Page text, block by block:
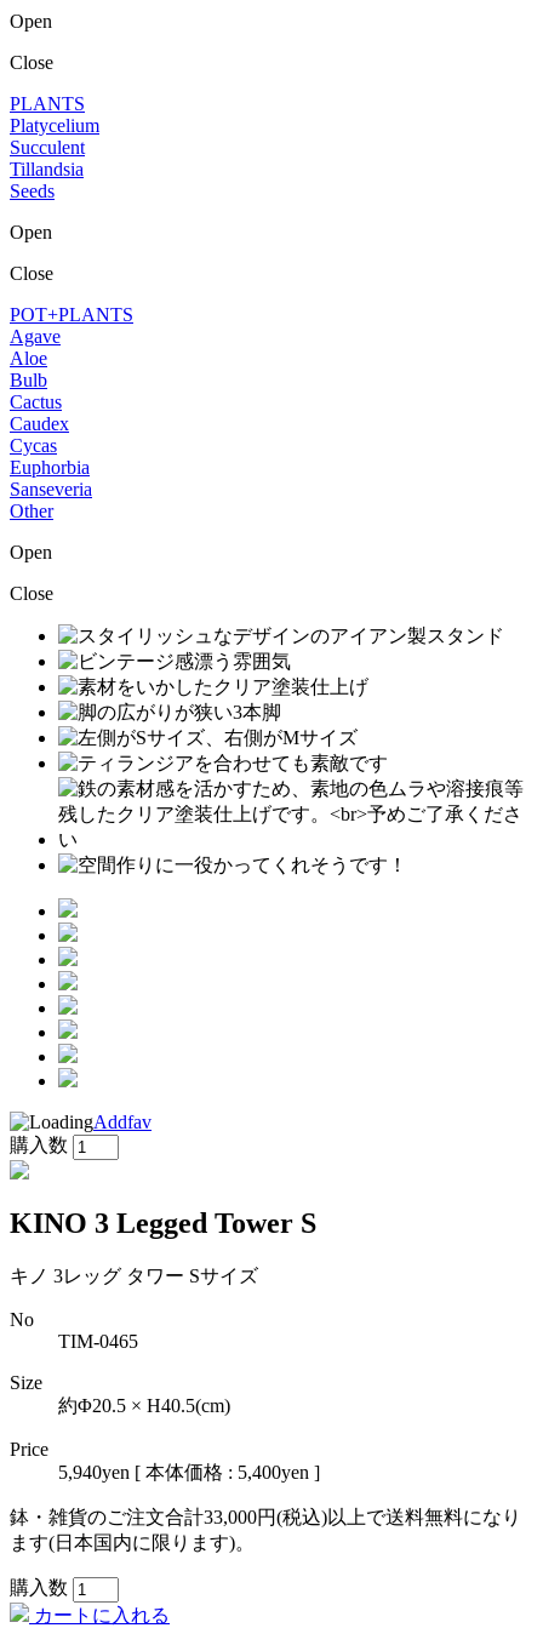
Open
Close
PLANTS
Platycelium
Succulent
Tillandsia
Seeds
Open
Close
POT+PLANTS
Agave
Aloe
Bulb
Cactus
Caudex
Cycas
Euphorbia
Sanseveria
Other
Open
Close
Addfav
購入数
KINO 3 Legged Tower S
キノ 3レッグ タワー Sサイズ
No
TIM-0465
Size
約Φ20.5 × H40.5(cm)
Price
5,940yen [ 本体価格 : 5,400yen ]
鉢・雑貨のご注文合計33,000円(税込)以上で送料無料になり
ます(日本国内に限ります)。
購入数
カートに入れる